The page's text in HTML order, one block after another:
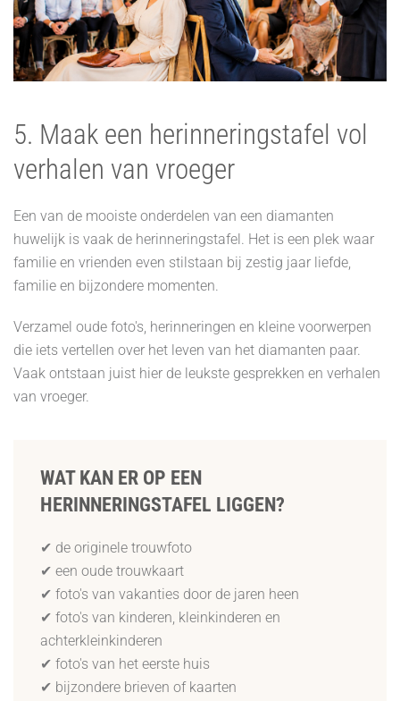
5. Maak een herinneringstafel vol
verhalen van vroeger
Een van de mooiste onderdelen van een diamanten
huwelijk is vaak de herinneringstafel. Het is een plek waar
familie en vrienden even stilstaan bij zestig jaar liefde,
familie en bijzondere momenten.
Verzamel oude foto's, herinneringen en kleine voorwerpen
die iets vertellen over het leven van het diamanten paar.
Vaak ontstaan juist hier de leukste gesprekken en verhalen
van vroeger.
WAT KAN ER OP EEN
HERINNERINGSTAFEL LIGGEN?
✔ de originele trouwfoto
✔ een oude trouwkaart
✔ foto's van vakanties door de jaren heen
✔ foto's van kinderen, kleinkinderen en
achterkleinkinderen
✔ foto's van het eerste huis
✔ bijzondere brieven of kaarten